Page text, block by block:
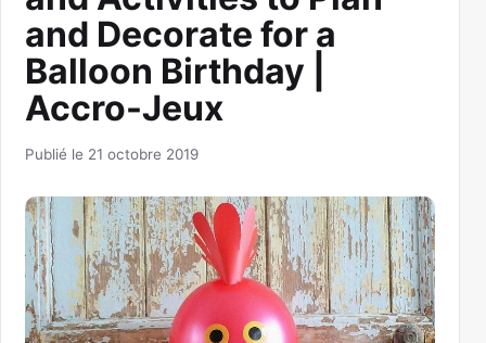
and Decorate for a
Balloon Birthday |
Accro-Jeux
Publié le 21 octobre 2019